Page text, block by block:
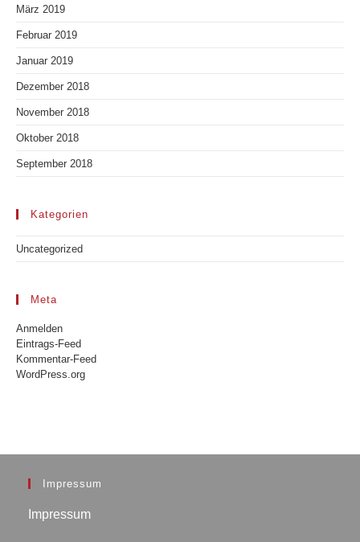
März 2019
Februar 2019
Januar 2019
Dezember 2018
November 2018
Oktober 2018
September 2018
Kategorien
Uncategorized
Meta
Anmelden
Eintrags-Feed
Kommentar-Feed
WordPress.org
Impressum
Impressum